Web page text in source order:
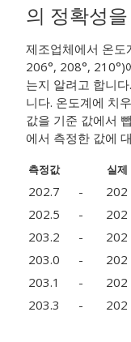
의 정확성
제조업체에서 온
206°, 208°, 210°)
는지 알려고 합니
니다. 온도계에 치
값을 기준 값에서
에서 측정한 값에
측정값 실제
202.7 - 202
202.5
- 202
203.2
- 202
203.0
- 202
203.1
- 202
203.3
- 202